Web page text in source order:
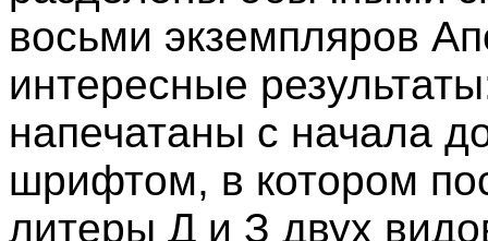
восьми экземпляров
интересные
напечатаны с начала
шрифтом, в котором
литеры Д и З двух